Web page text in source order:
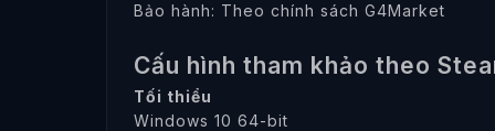
Bảo hành: Theo chính sách G4Market
Cấu hình tham khảo theo
Tối thiểu
Windows 10 64-bit